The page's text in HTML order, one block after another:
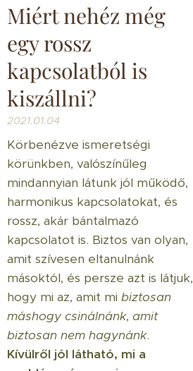
Miért nehéz még
egy rossz
kapcsolatból is
kiszállni?
2021.01.04
Körbenézve ismeretségi
körünkben, valószínűleg
mindannyian látunk jól működő,
harmonikus kapcsolatokat, és
rossz, akár bántalmazó
kapcsolatot is. Biztos van olyan,
amit szívesen eltanulnánk
másoktól, és persze azt is látjuk,
hogy mi az, amit mi biztosan
máshogy csinálnánk, amit
biztosan nem hagynánk.
Kívülről jól látható, mi a